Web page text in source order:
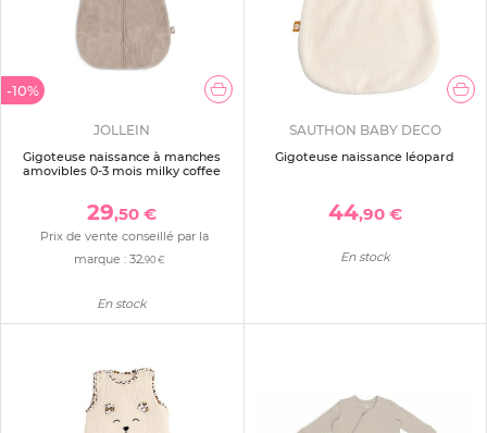
-10%
JOLLEIN
Gigoteuse naissance à manches
amovibles 0-3 mois milky coffee
29,50 €
Prix de vente conseillé par la
marque :32 ,90 €
En stock
SAUTHON BABY DECO
Gigoteuse naissance léopard
44,90 €
En stock